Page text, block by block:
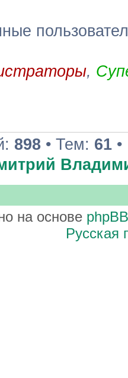
,
898 • Тем: 61
на основе phpBB
Русская